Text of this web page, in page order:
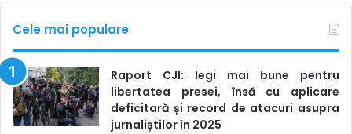
Cele mai populare
Raport CJI: legi mai bune pentru
libertatea presei, însă cu aplicare
deficitară și record de atacuri asupra
jurnaliștilor în 2025